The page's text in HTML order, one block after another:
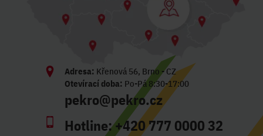
Adresa: Křenová 56, Brno - CZ
Otevírací doba: Po-Pá 8:30-17:00
pekro@pekro.cz
Hotline:+420 777 0000 32